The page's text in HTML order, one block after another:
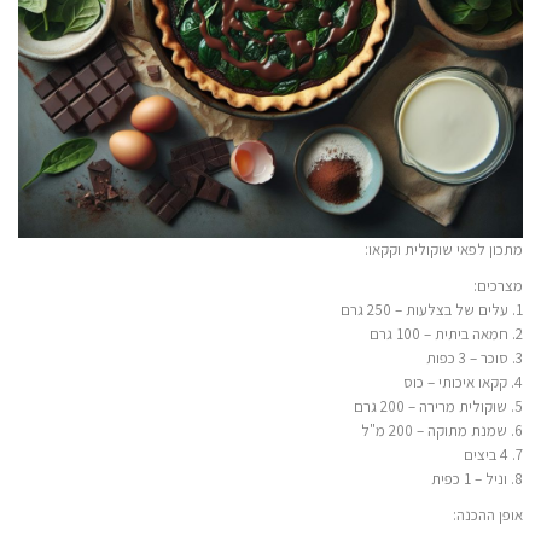
מתכון לפאי שוקולית וקקאו:
מצרכים:
1. עלים של בצלעות – 250 גרם
2. חמאה ביתית – 100 גרם
3. סוכר – 3 כפות
4. קקאו איכותי – כוס
5. שוקולית מרירה – 200 גרם
6. שמנת מתוקה – 200 מ"ל
7. 4 ביצים
8. וניל – 1 כפית
אופן ההכנה: